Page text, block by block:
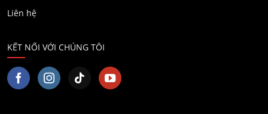
Liên hệ
KẾT NỐI VỚI CHÚNG TÔI